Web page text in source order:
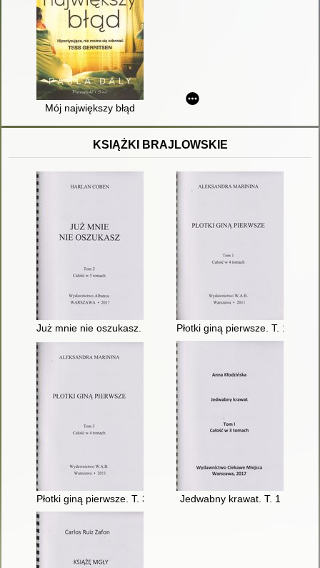
Mój największy błąd
KSIĄŻKI BRAJLOWSKIE
Już mnie nie oszukasz. T. 2 Płotki giną pierwsze. T. 1
Płotki giną pierwsze. T. 3 Jedwabny krawat. T. 1